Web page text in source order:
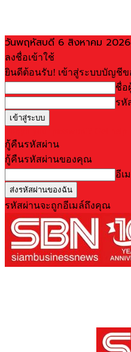
วันพฤหัสบดี 6 สิงหาคม 2026
ลงชื่อเข้าใช้
ยินดีต้อนรับ! เข้าสู่ระบบบัญชี
ชื่อ
รหั
กู้คืนรหัสผ่าน
กู้คืนรหัสผ่านของคุณ
อีเ
รหัสผ่านจะถูกอีเมล์ถึงคุณ